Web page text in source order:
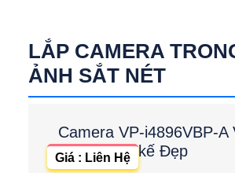
LẮP CAMERA
ẢNH SẮT NÉT
Camera VP-i4896VBP-A
kế Đẹp
Giá : Liên Hệ